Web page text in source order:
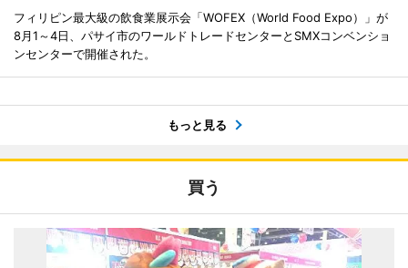
フィリピン最大級の飲食業展示会「WOFEX（World Food Expo）」が
8月1～4日、パサイ市のワールドトレードセンターとSMXコンベンショ
ンセンターで開催された。
もっと見る
買う